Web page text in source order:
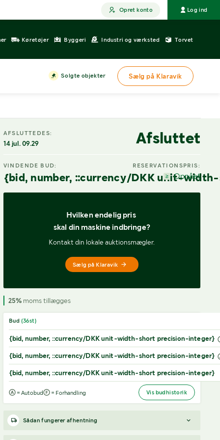
Opret konto Log ind
Køretøjer Byggeri Industri og værksted Torvet
Solgte objekter Sælg på Klaravik
AFSLUTTEDES:
14 jul. 09.29 Afsluttet
VINDENDE BUD:
{bid, number, ::currency/DKK unit-
RESERVATIONSPRIS:
Opnået
Hvilken endelig pris
skal din maskine indbringe?
Kontakt din lokale auktionsmægler.
Sælg på Klaravik
25%moms tillægges
Bud (36st)
{bid, number, ::currency/DKK unit-width-short precision-integer}
{bid, number, ::currency/DKK unit-width-short precision-integer}
{bid, number, ::currency/DKK unit-width-short precision-integer}
= Autobud = Forhandling Vis budhistorik
Sådan fungerer afhentning